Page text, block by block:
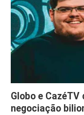
Globo e
negociação